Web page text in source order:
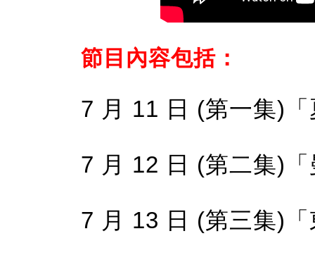
節目內容包括：
7 月 11 日 (第一集)
7 月 12 日 (第二集)
7 月 13 日 (第三集)